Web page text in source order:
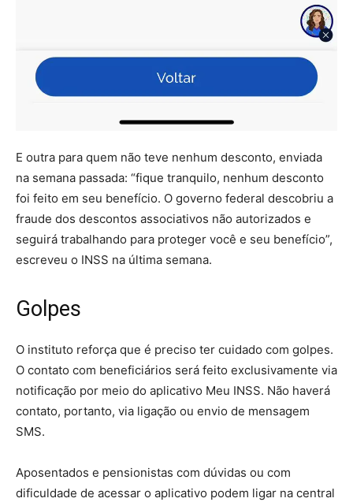
E outra para quem não teve nenhum desconto, enviada
na semana passada: “fique tranquilo, nenhum desconto
foi feito em seu benefício. O governo federal descobriu a
fraude dos descontos associativos não autorizados e
seguirá trabalhando para proteger você e seu benefício”,
escreveu o INSS na última semana.
Golpes
O instituto reforça que é preciso ter cuidado com golpes.
O contato com beneficiários será feito exclusivamente via
notificação por meio do aplicativo Meu INSS. Não haverá
contato, portanto, via ligação ou envio de mensagem
SMS.
Aposentados e pensionistas com dúvidas ou com
dificuldade de acessar o aplicativo podem ligar na central